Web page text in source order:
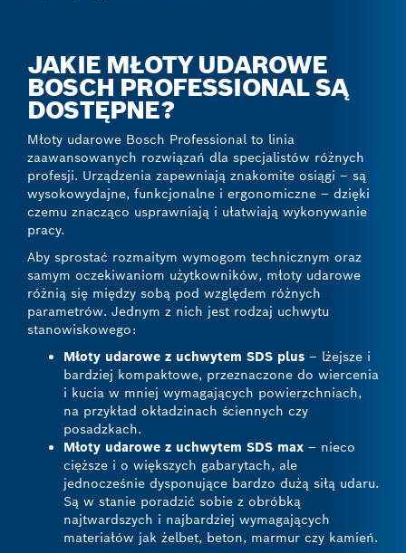
JAKIE MŁOTY UDAROWE
BOSCH PROFESSIONAL SĄ
DOSTĘPNE?
Młoty udarowe Bosch Professional to linia
zaawansowanych rozwiązań dla specjalistów różnych
profesji. Urządzenia zapewniają znakomite osiągi – są
wysokowydajne, funkcjonalne i ergonomiczne – dzięki
czemu znacząco usprawniają i ułatwiają wykonywanie
pracy.
Aby sprostać rozmaitym wymogom technicznym oraz
samym oczekiwaniom użytkowników, młoty udarowe
różnią się między sobą pod względem różnych
parametrów. Jednym z nich jest rodzaj uchwytu
stanowiskowego:
Młoty udarowe z uchwytem SDS plus – lżejsze i
bardziej kompaktowe, przeznaczone do wiercenia
i kucia w mniej wymagających powierzchniach,
na przykład okładzinach ściennych czy
posadzkach.
Młoty udarowe z uchwytem SDS max – nieco
cięższe i o większych gabarytach, ale
jednocześnie dysponujące bardzo dużą siłą udaru.
Są w stanie poradzić sobie z obróbką
najtwardszych i najbardziej wymagających
materiałów jak żelbet, beton, marmur czy kamień.